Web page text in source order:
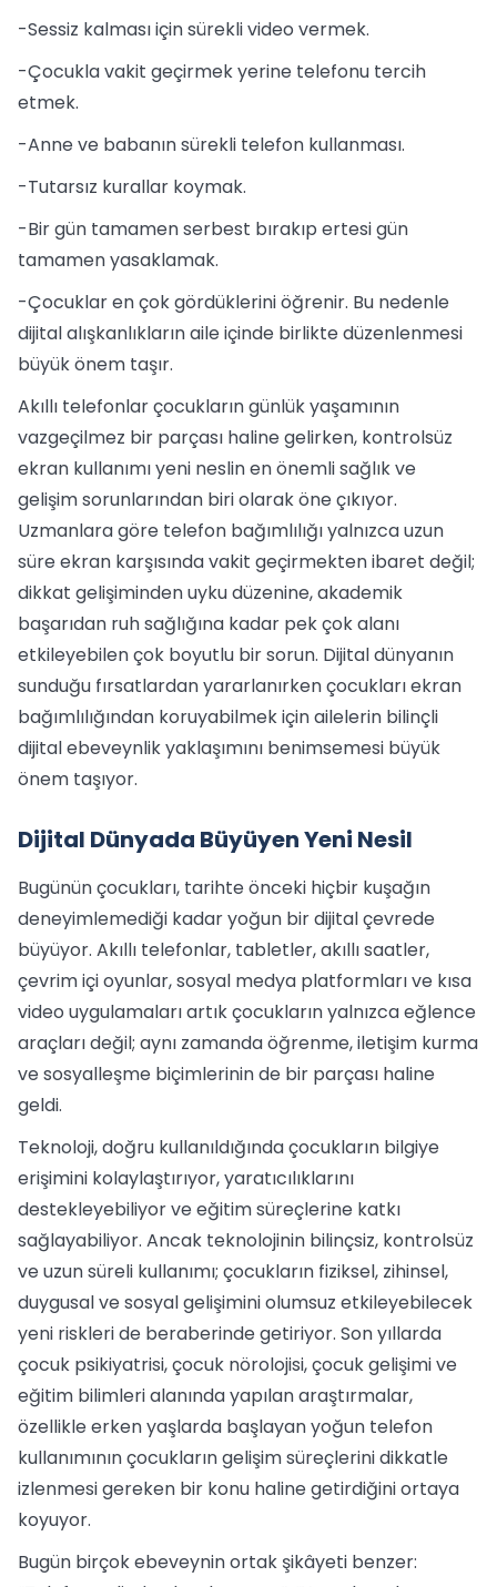
-Sessiz kalması için sürekli video vermek.
-Çocukla vakit geçirmek yerine telefonu tercih
etmek.
-Anne ve babanın sürekli telefon kullanması.
-Tutarsız kurallar koymak.
-Bir gün tamamen serbest bırakıp ertesi gün
tamamen yasaklamak.
-Çocuklar en çok gördüklerini öğrenir. Bu nedenle
dijital alışkanlıkların aile içinde birlikte düzenlenmesi
büyük önem taşır.
Akıllı telefonlar çocukların günlük yaşamının
vazgeçilmez bir parçası haline gelirken, kontrolsüz
ekran kullanımı yeni neslin en önemli sağlık ve
gelişim sorunlarından biri olarak öne çıkıyor.
Uzmanlara göre telefon bağımlılığı yalnızca uzun
süre ekran karşısında vakit geçirmekten ibaret değil;
dikkat gelişiminden uyku düzenine, akademik
başarıdan ruh sağlığına kadar pek çok alanı
etkileyebilen çok boyutlu bir sorun. Dijital dünyanın
sunduğu fırsatlardan yararlanırken çocukları ekran
bağımlılığından koruyabilmek için ailelerin bilinçli
dijital ebeveynlik yaklaşımını benimsemesi büyük
önem taşıyor.
Dijital Dünyada Büyüyen Yeni Nesil
Bugünün çocukları, tarihte önceki hiçbir kuşağın
deneyimlemediği kadar yoğun bir dijital çevrede
büyüyor. Akıllı telefonlar, tabletler, akıllı saatler,
çevrim içi oyunlar, sosyal medya platformları ve kısa
video uygulamaları artık çocukların yalnızca eğlence
araçları değil; aynı zamanda öğrenme, iletişim kurma
ve sosyalleşme biçimlerinin de bir parçası haline
geldi.
Teknoloji, doğru kullanıldığında çocukların bilgiye
erişimini kolaylaştırıyor, yaratıcılıklarını
destekleyebiliyor ve eğitim süreçlerine katkı
sağlayabiliyor. Ancak teknolojinin bilinçsiz, kontrolsüz
ve uzun süreli kullanımı; çocukların fiziksel, zihinsel,
duygusal ve sosyal gelişimini olumsuz etkileyebilecek
yeni riskleri de beraberinde getiriyor. Son yıllarda
çocuk psikiyatrisi, çocuk nörolojisi, çocuk gelişimi ve
eğitim bilimleri alanında yapılan araştırmalar,
özellikle erken yaşlarda başlayan yoğun telefon
kullanımının çocukların gelişim süreçlerini dikkatle
izlenmesi gereken bir konu haline getirdiğini ortaya
koyuyor.
Bugün birçok ebeveynin ortak şikâyeti benzer: